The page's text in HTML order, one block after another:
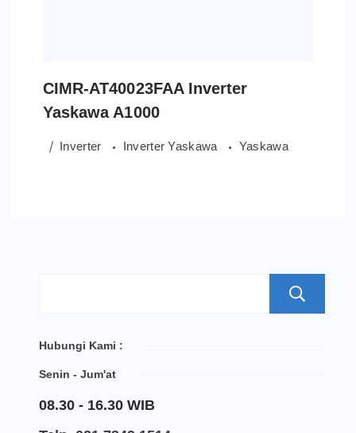
CIMR-AT40023FAA Inverter
Yaskawa A1000
Inverter Inverter Yaskawa Yaskawa
Hubungi Kami :
Senin - Jum'at
08.30 - 16.30 WIB